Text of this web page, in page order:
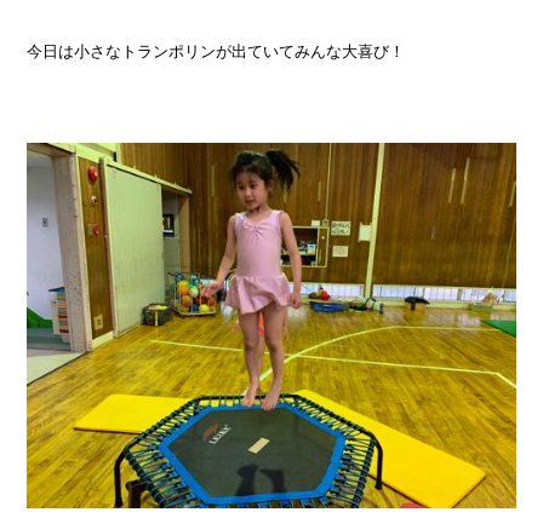
今日は小さなトランポリンが出ていてみんな大喜び！